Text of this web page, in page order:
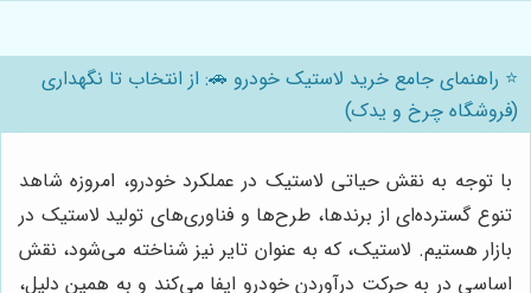
⭐️ راهنمای جامع خرید لاستیک خودرو 🚗: از انتخاب تا نگهداری
(فروشگاه چرخ و یدک)
با توجه به نقش حیاتی لاستیک در عملکرد خودرو، امروزه شاهد
تنوع گسترده‌ای از برندها، طرح‌ها و فناوری‌های تولید لاستیک در
بازار هستیم. لاستیک، که به عنوان تایر نیز شناخته می‌شود، نقش
اساسی در به حرکت درآوردن خودرو ایفا می‌کند و به همین دلیل،